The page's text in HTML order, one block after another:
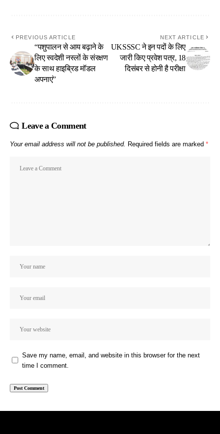
PREVIOUS ARTICLE
“पशुपालन से आय बढ़ाने के
लिए स्वदेशी नस्लों के संरक्षण
के साथ हाइब्रिड मॉडल
अपनाएं”
NEXT ARTICLE
UKSSSC ने इन पदों के लिए
जारी किए प्रवेश पत्र, 18
दिसंबर से होनी है परीक्षा
Leave a Comment
Your email address will not be published. Required fields are marked *
Save my name, email, and website in this browser for the next
time I comment.